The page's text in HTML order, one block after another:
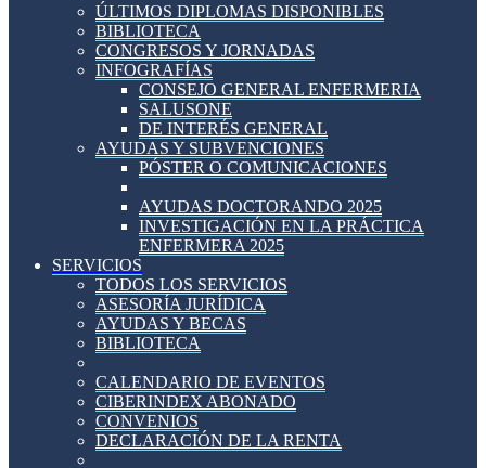
ÚLTIMOS DIPLOMAS DISPONIBLES
BIBLIOTECA
CONGRESOS Y JORNADAS
INFOGRAFÍAS
CONSEJO GENERAL ENFERMERIA
SALUSONE
DE INTERÉS GENERAL
AYUDAS Y SUBVENCIONES
PÓSTER O COMUNICACIONES
AYUDAS DOCTORANDO 2025
INVESTIGACIÓN EN LA PRÁCTICA
ENFERMERA 2025
SERVICIOS
TODOS LOS SERVICIOS
ASESORÍA JURÍDICA
AYUDAS Y BECAS
BIBLIOTECA
CALENDARIO DE EVENTOS
CIBERINDEX ABONADO
CONVENIOS
DECLARACIÓN DE LA RENTA